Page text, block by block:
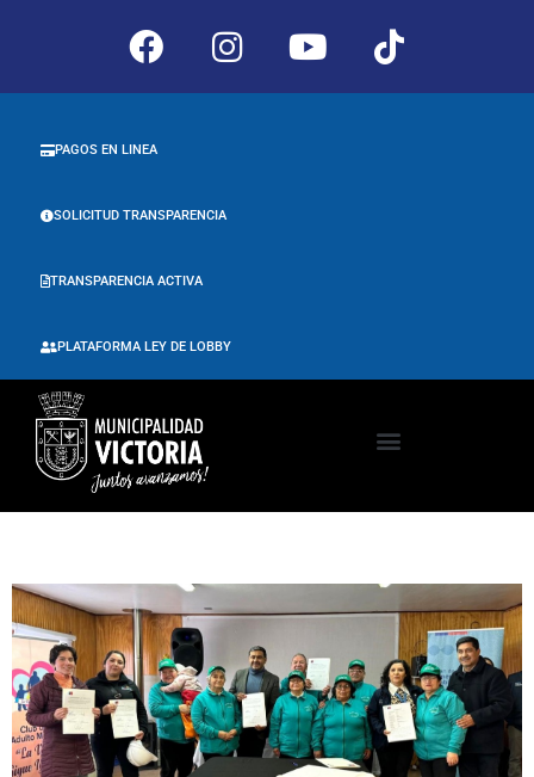
PLATAFORMA LEY DE LOBBY
TRANSPARENCIA ACTIVA
SOLICITUD TRANSPARENCIA
PAGOS EN LINEA